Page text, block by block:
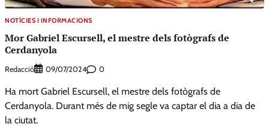
NOTÍCIES I INFORMACIONS
Mor Gabriel Escursell, el mestre dels fotògrafs de
Cerdanyola
Redacció 09/07/2024 0
Ha mort Gabriel Escursell, el mestre dels fotògrafs de
Cerdanyola. Durant més de mig segle va captar el dia a dia de
la ciutat.